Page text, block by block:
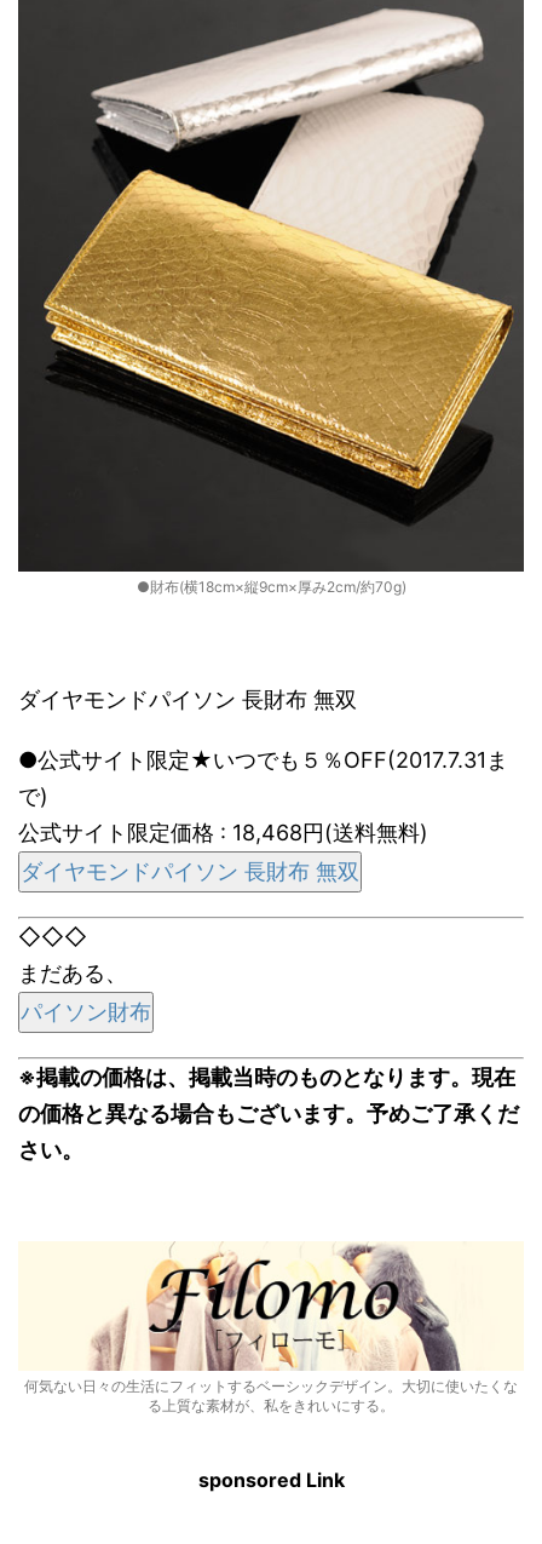
●財布(横18cm×縦9cm×厚み2cm/約70g)
ダイヤモンドパイソン 長財布 無双
●公式サイト限定★いつでも５％OFF(2017.7.31ま
で)
公式サイト限定価格 : 18,468円(送料無料)
ダイヤモンドパイソン 長財布 無双
◇◇◇
まだある、
パイソン財布
※掲載の価格は、掲載当時のものとなります。現在
の価格と異なる場合もございます。予めご了承くだ
さい。
何気ない日々の生活にフィットするベーシックデザイン。大切に使いたくな
る上質な素材が、私をきれいにする。
sponsored Link